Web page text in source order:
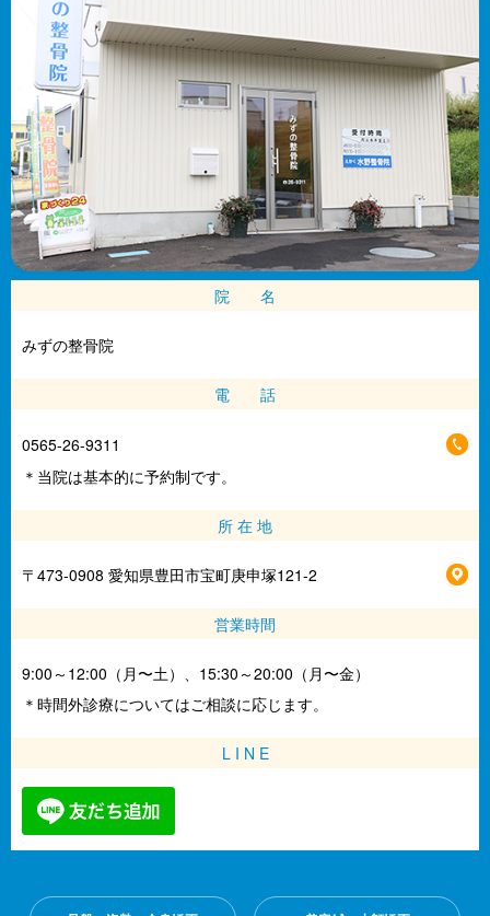
院 名
みずの整骨院
電 話
0565-26-9311
＊当院は基本的に予約制です。
所 在 地
〒473-0908 愛知県豊田市宝町庚申塚121-2
営業時間
9:00～12:00（月〜土）、15:30～20:00（月〜金）
＊時間外診療についてはご相談に応じます。
L I N E